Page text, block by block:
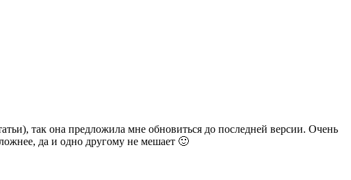
так она предложила мне обновиться до последней версии. Очень
да и одно другому не мешает 🙂